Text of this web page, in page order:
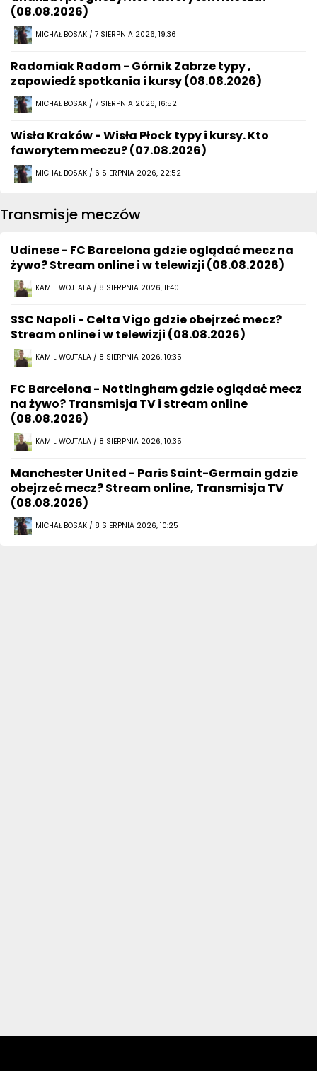
(08.08.2026)
MICHAŁ BOSAK / 7 SIERPNIA 2026, 19:36
Radomiak Radom - Górnik Zabrze typy ,
zapowiedź spotkania i kursy (08.08.2026)
MICHAŁ BOSAK / 7 SIERPNIA 2026, 16:52
Wisła Kraków - Wisła Płock typy i kursy. Kto
faworytem meczu? (07.08.2026)
MICHAŁ BOSAK / 6 SIERPNIA 2026, 22:52
Transmisje meczów
Udinese - FC Barcelona gdzie oglądać mecz na
żywo? Stream online i w telewizji (08.08.2026)
KAMIL WOJTALA / 8 SIERPNIA 2026, 11:40
SSC Napoli - Celta Vigo gdzie obejrzeć mecz?
Stream online i w telewizji (08.08.2026)
KAMIL WOJTALA / 8 SIERPNIA 2026, 10:35
FC Barcelona - Nottingham gdzie oglądać mecz
na żywo? Transmisja TV i stream online
(08.08.2026)
KAMIL WOJTALA / 8 SIERPNIA 2026, 10:35
Manchester United - Paris Saint-Germain gdzie
obejrzeć mecz? Stream online, Transmisja TV
(08.08.2026)
MICHAŁ BOSAK / 8 SIERPNIA 2026, 10:25